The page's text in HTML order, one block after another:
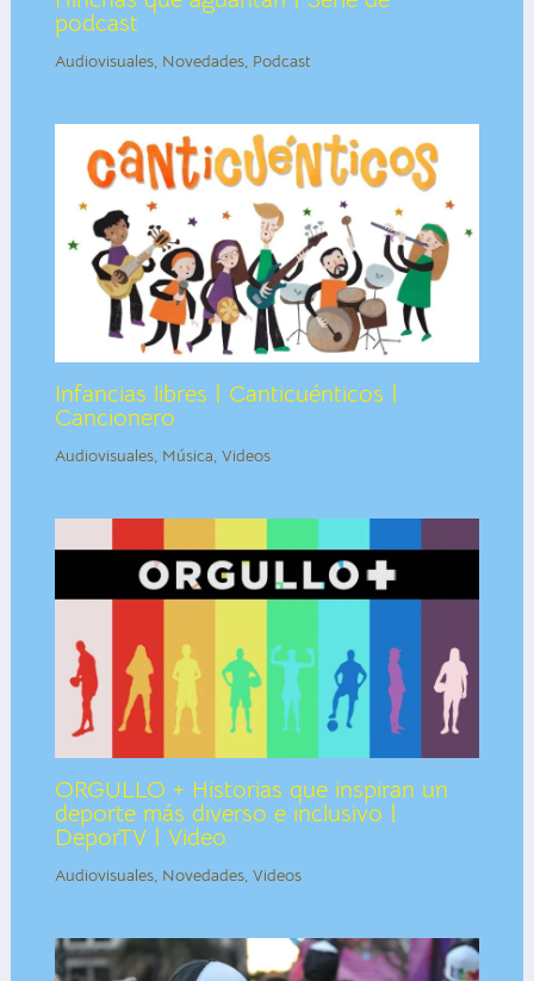
podcast
Audiovisuales, Novedades, Podcast
Infancias libres | Canticuénticos |
Cancionero
Audiovisuales, Música, Videos
ORGULLO + Historias que inspiran un
deporte más diverso e inclusivo |
DeporTV | Video
Audiovisuales, Novedades, Videos